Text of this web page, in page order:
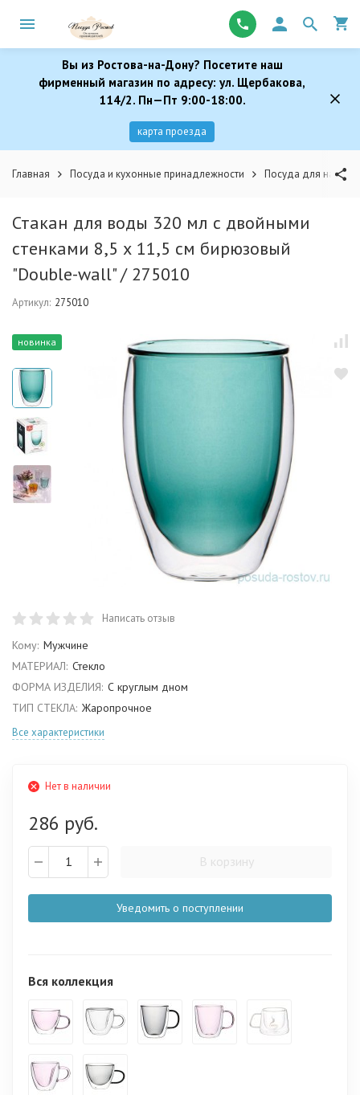
Вы из Ростова-на-Дону? Посетите наш
фирменный магазин по адресу: ул. Щербакова,
114/2. Пн—Пт 9:00-18:00.
карта проезда
Главная Посуда и кухонные принадлежности Посуда для
Стакан для воды 320 мл с двойными
стенками 8,5 х 11,5 см бирюзовый
"Double-wall" / 275010
Артикул: 275010
новинка
Написать отзыв
Кому: Мужчине
МАТЕРИАЛ: Стекло
ФОРМА ИЗДЕЛИЯ: С круглым дном
ТИП СТЕКЛА: Жаропрочное
Все характеристики
Нет в наличии
286 руб.
В корзину
Уведомить о поступлении
Вся коллекция